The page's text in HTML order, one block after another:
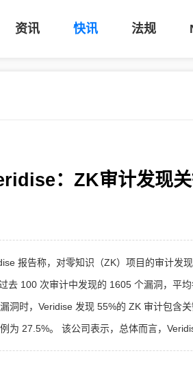
资讯 快讯 法规
：ZK审计发现
报告称，对零知识（ZK）项目的审计发
去 100 次审计中发现的 1605 个漏洞，平
洞时，Veridise 发现 55%的 ZK 审计包含
为 27.5%。 该公司表示，总体而言，